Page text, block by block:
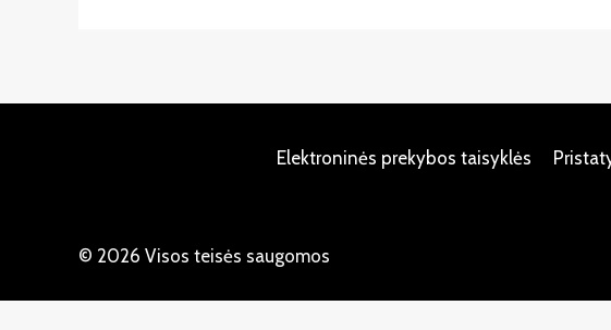
Elektroninės prekybos taisyklės
© 2026 Visos teisės saugomos